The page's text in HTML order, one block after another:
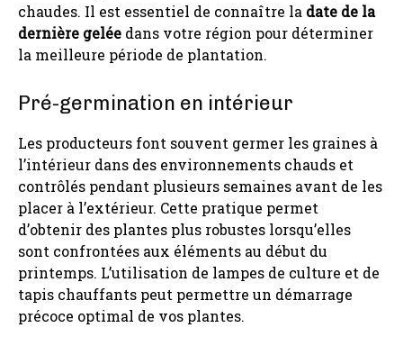
chaudes. Il est essentiel de connaître la date de la
dernière gelée dans votre région pour déterminer
la meilleure période de plantation.
Pré-germination en intérieur
Les producteurs font souvent germer les graines à
l’intérieur dans des environnements chauds et
contrôlés pendant plusieurs semaines avant de les
placer à l’extérieur. Cette pratique permet
d’obtenir des plantes plus robustes lorsqu’elles
sont confrontées aux éléments au début du
printemps. L’utilisation de lampes de culture et de
tapis chauffants peut permettre un démarrage
précoce optimal de vos plantes.